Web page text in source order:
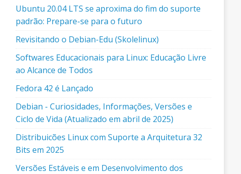
Ubuntu 20.04 LTS se aproxima do fim do suporte
padrão: Prepare-se para o futuro
Revisitando o Debian-Edu (Skolelinux)
Softwares Educacionais para Linux: Educação Livre
ao Alcance de Todos
Fedora 42 é Lançado
Debian - Curiosidades, Informações, Versões e
Ciclo de Vida (Atualizado em abril de 2025)
Distribuicões Linux com Suporte a Arquitetura 32
Bits em 2025
Versões Estáveis e em Desenvolvimento dos